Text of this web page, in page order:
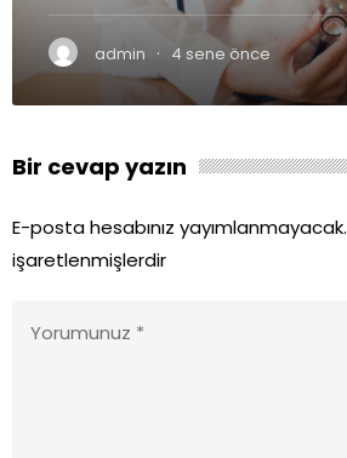
admin · 4 sene önce
Bir cevap yazın
E-posta hesabınız yayımlanmayacak.
işaretlenmişlerdir